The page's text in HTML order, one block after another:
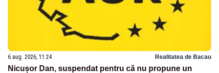
6 aug. 2026, 11:24 Realitatea de Bacau
Nicușor Dan, suspendat pentru că nu propune un